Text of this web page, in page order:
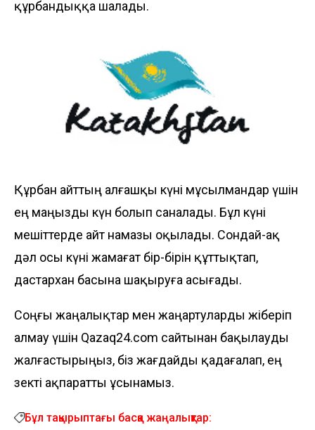
құрбандыққа шалады.
Құрбан айттың алғашқы күні мұсылмандар үшін
ең маңызды күн болып саналады. Бұл күні
мешіттерде айт намазы оқылады. Сондай-ақ
дәл осы күні жамағат бір-бірін құттықтап,
дастархан басына шақыруға асығады.
Соңғы жаңалықтар мен жаңартуларды жіберіп
алмау үшін Qazaq24.com сайтынан бақылауды
жалғастырыңыз, біз жағдайды қадағалап, ең
өзекті ақпаратты ұсынамыз.
Бұл тақырыптағы басқа жаңалықтар: